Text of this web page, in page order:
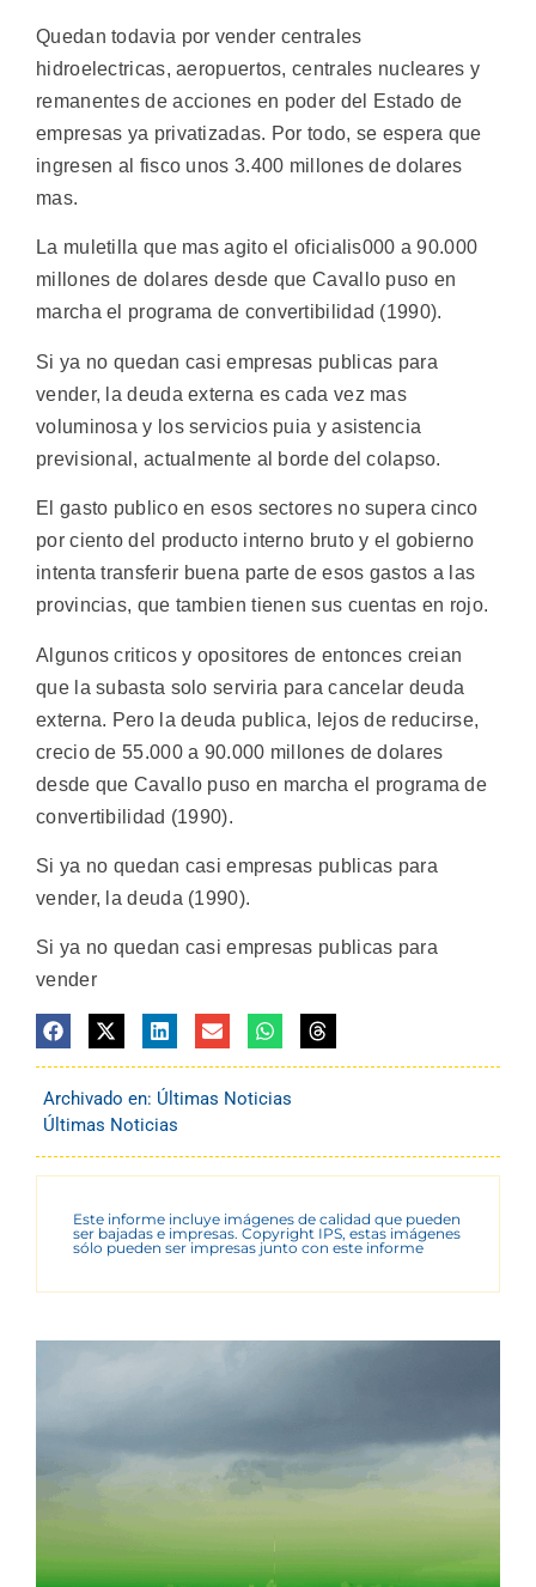
Quedan todavia por vender centrales
hidroelectricas, aeropuertos, centrales nucleares y
remanentes de acciones en poder del Estado de
empresas ya privatizadas. Por todo, se espera que
ingresen al fisco unos 3.400 millones de dolares
mas.
La muletilla que mas agito el oficialis000 a 90.000
millones de dolares desde que Cavallo puso en
marcha el programa de convertibilidad (1990).
Si ya no quedan casi empresas publicas para
vender, la deuda externa es cada vez mas
voluminosa y los servicios puia y asistencia
previsional, actualmente al borde del colapso.
El gasto publico en esos sectores no supera cinco
por ciento del producto interno bruto y el gobierno
intenta transferir buena parte de esos gastos a las
provincias, que tambien tienen sus cuentas en rojo.
Algunos criticos y opositores de entonces creian
que la subasta solo serviria para cancelar deuda
externa. Pero la deuda publica, lejos de reducirse,
crecio de 55.000 a 90.000 millones de dolares
desde que Cavallo puso en marcha el programa de
convertibilidad (1990).
Si ya no quedan casi empresas publicas para
vender, la deuda (1990).
Si ya no quedan casi empresas publicas para
vender
Archivado en: Últimas Noticias
Últimas Noticias
Este informe incluye imágenes de calidad que pueden
ser bajadas e impresas. Copyright IPS, estas imágenes
sólo pueden ser impresas junto con este informe